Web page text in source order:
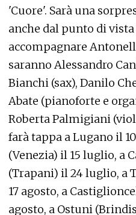
'Cuore'. Sarà una
anche dal punto di
accompagnare
saranno Alessandro
Bianchi (sax), Danilo
Abate (pianoforte e
Roberta Palmigiani
farà tappa a Lugano il
(Venezia) il 15 luglio, a
(Trapani) il 24 luglio, a
17 agosto, a
agosto, a Ostuni